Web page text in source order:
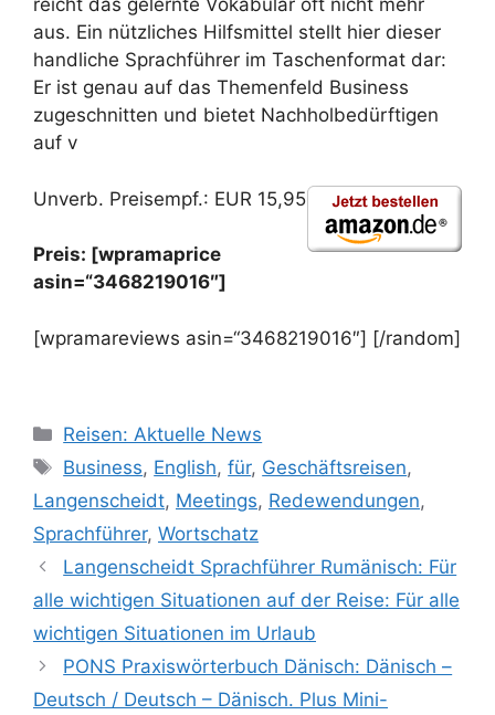
reicht das gelernte Vokabular oft nicht mehr
aus. Ein nützliches Hilfsmittel stellt hier dieser
handliche Sprachführer im Taschenformat dar:
Er ist genau auf das Themenfeld Business
zugeschnitten und bietet Nachholbedürftigen
auf v
Unverb. Preisempf.: EUR 15,95
Preis: [wpramaprice
asin=“3468219016″]
[wpramareviews asin=“3468219016″] [/random]
Kategorien
Reisen: Aktuelle News
Schlagwörter
Business, English,für, Geschäftsreisen,
Langenscheidt, Meetings, Redewendungen,
Sprachführer, Wortschatz
Langenscheidt Sprachführer Rumänisch: Für
alle wichtigen Situationen auf der Reise: Für alle
wichtigen Situationen im Urlaub
PONS Praxiswörterbuch Dänisch: Dänisch –
Deutsch / Deutsch – Dänisch. Plus Mini-